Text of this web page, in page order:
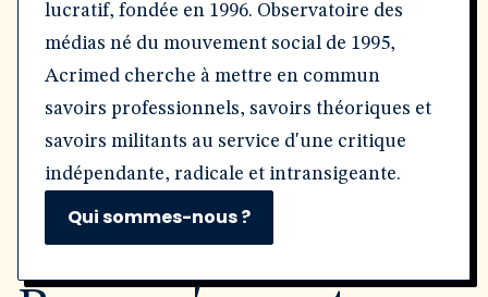
lucratif, fondée en 1996. Observatoire des
médias né du mouvement social de 1995,
Acrimed cherche à mettre en commun
savoirs professionnels, savoirs théoriques et
savoirs militants au service d'une critique
indépendante, radicale et intransigeante.
Qui sommes-nous ?